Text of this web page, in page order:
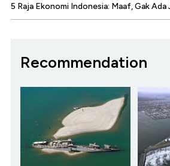
5 Raja Ekonomi Indonesia: Maaf, Gak Ada
Recommendation